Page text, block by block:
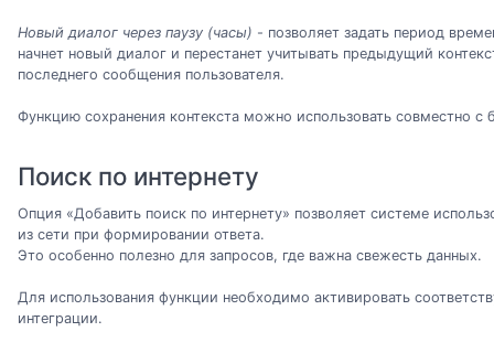
Новый диалог через паузу (часы) - позволяет задать период
начнет новый диалог и перестанет учитывать предыдущий
последнего сообщения пользователя.
Функцию сохранения контекста можно использовать совместно с
Поиск по интернету
Опция «Добавить поиск по интернету» позволяет системе
из сети при формировании ответа.
Это особенно полезно для запросов, где важна свежесть данных.
Для использования функции необходимо активировать
интеграции.